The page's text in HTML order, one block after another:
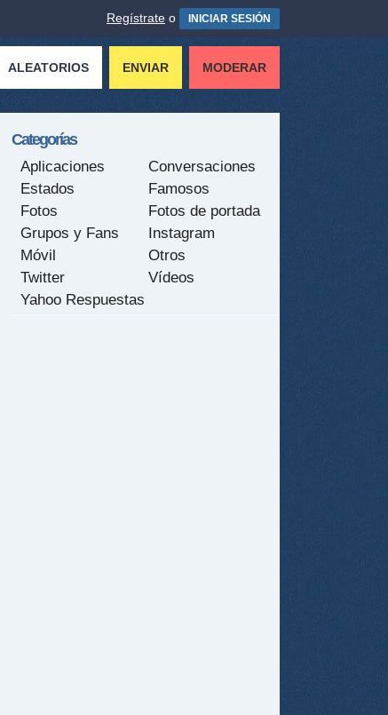
Regístrate o INICIAR SESIÓN
ALEATORIOS ENVIAR MODERAR
Categorías
Aplicaciones
Conversaciones
Estados
Famosos
Fotos
Fotos de portada
Grupos y Fans
Instagram
Móvil
Otros
Twitter
Vídeos
Yahoo Respuestas